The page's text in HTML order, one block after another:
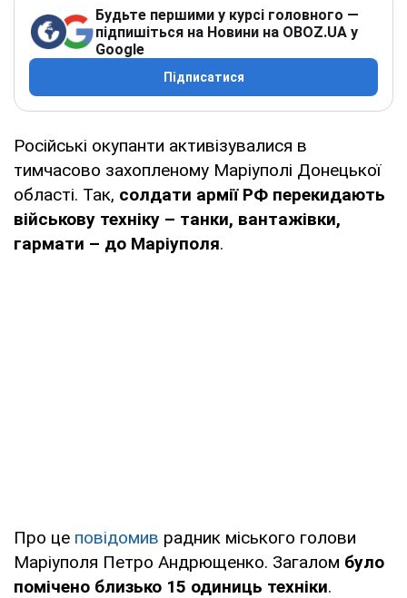
Будьте першими у курсі головного —
підпишіться на Новини на OBOZ.UA у
Google
Підписатися
Російські окупанти активізувалися в
тимчасово захопленому Маріуполі Донецької
області. Так, солдати армії РФ перекидають
військову техніку – танки, вантажівки,
гармати – до Маріуполя.
Про це повідомив радник міського голови
Маріуполя Петро Андрющенко. Загалом було
помічено близько 15 одиниць техніки.